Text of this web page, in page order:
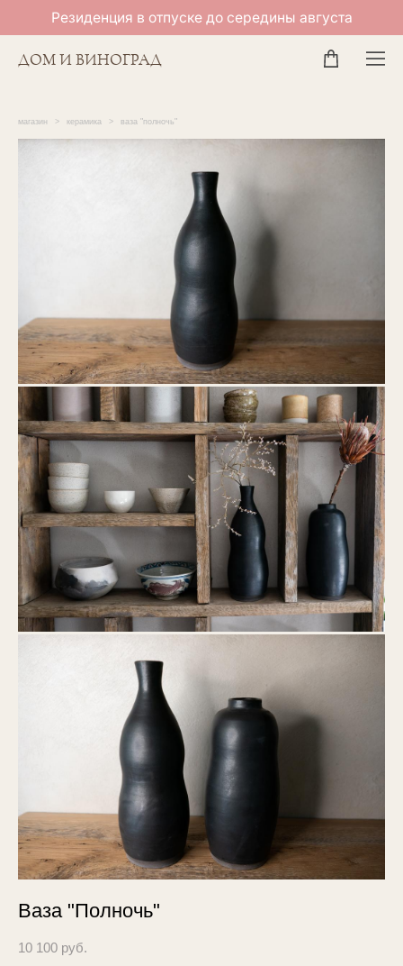
Резиденция в отпуске до середины августа
ДОМ И ВИНОГРАД
магазин > керамика > ваза "полночь"
Ваза "Полночь"
10 100 pуб.